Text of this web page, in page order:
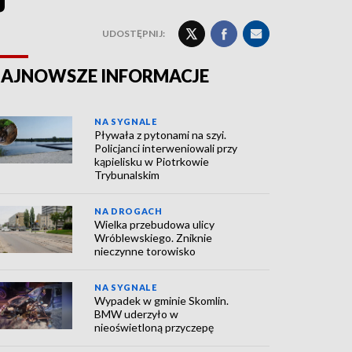
UDOSTĘPNIJ:
INFORMACJE
NA SYGNALE
Pływała z pytonami na szyi.
Policjanci interweniowali przy
kąpielisku w Piotrkowie
Trybunalskim
NA DROGACH
Wielka przebudowa ulicy
Wróblewskiego. Zniknie
nieczynne torowisko
NA SYGNALE
Wypadek w gminie Skomlin.
BMW uderzyło w
nieoświetloną przyczepę